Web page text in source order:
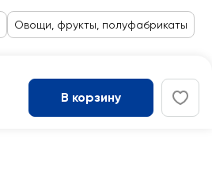
Овощи, фрукты, полуфабрикаты
В корзину
Войти